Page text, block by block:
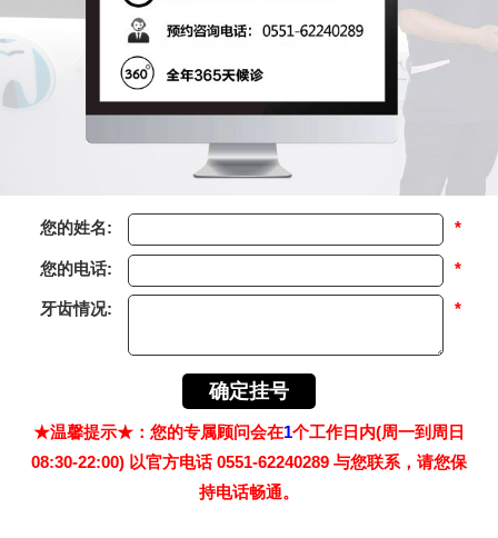
您的姓名: *
您的电话: *
牙齿情况: *
★温馨提示★：您的专属顾问会在1个工作日内(周一到周日
08:30-22:00) 以官方电话 0551-62240289 与您联系，请您保
持电话畅通。